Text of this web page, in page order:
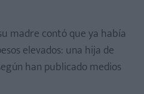
madre contó que ya había
elevados: una hija de
han publicado medios